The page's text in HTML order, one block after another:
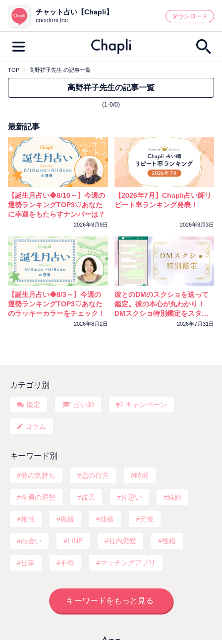
鑑定記事・占い師検索
最新記事一覧
鑑定 占い師 キャンペーン
キーワード別
彼の気持ち 恋の行方 時期
今週の運勢 彼氏 片思い 結婚
連絡
チャット占い【Chapli】
cocoloni,Inc.
ダウンロード
TOP 高野祥子先生 の記事一覧
高野祥子先生の記事一覧
(1-0/0)
最新記事
【誕生月占い◆8/10～】今週の
運勢ランキングTOP3♡あなた
に幸運をもたらすナンバーは？
2026年8月9日
【2026年7月】Chapli占い師リ
ピート率ランキング発表！
2026年8月3日
【誕生月占い◆8/3～】今週の
運勢ランキングTOP3♡あなた
のラッキーカラーをチェック！
2026年8月2日
彼とのDMのスクショを送って
鑑定。彼の本心が丸わかり！
DMスクショ特別鑑定をスター
2026年7月31日
カテゴリ別
鑑定 占い師 キャンペーン
コラム
キーワード別
彼の気持ち 恋の行方 時期
今週の運勢 彼氏 片思い 結婚
相性 復縁 連絡 元彼
出会い LINE 社内恋愛 性格
仕事 不倫 マッチングアプリ
キーワードをもっと見る